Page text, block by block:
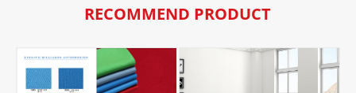
RECOMMEND PRODUCT